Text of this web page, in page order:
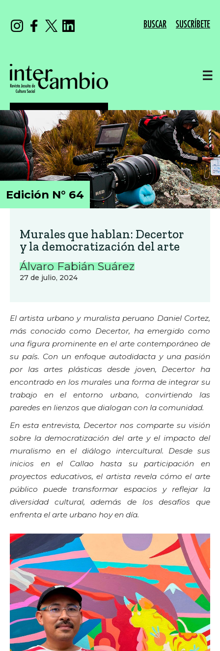
BUSCAR SUSCRÍBETE
☰
Edición N° 64
Murales que hablan: Decertor
y la democratización del arte
Álvaro Fabián Suárez
27 de julio, 2024
El artista urbano y muralista peruano Daniel Cortez,
más conocido como Decertor, ha emergido como
una figura prominente en el arte contemporáneo de
su país. Con un enfoque autodidacta y una pasión
por las artes plásticas desde joven, Decertor ha
encontrado en los murales una forma de integrar su
trabajo en el entorno urbano, convirtiendo las
paredes en lienzos que dialogan con la comunidad.
En esta entrevista, Decertor nos comparte su visión
sobre la democratización del arte y el impacto del
muralismo en el diálogo intercultural. Desde sus
inicios en el Callao hasta su participación en
proyectos educativos, el artista revela cómo el arte
público puede transformar espacios y reflejar la
diversidad cultural, además de los desafíos que
enfrenta el arte urbano hoy en día.